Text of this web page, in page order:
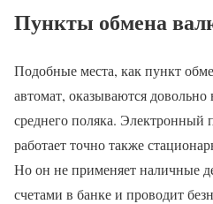
Пункты обмена
Подобные места, как пункт
автомат, оказываются
среднего поляка. Электронный
работает точно также
Но он не применяет наличные
счетами в банке и проводит